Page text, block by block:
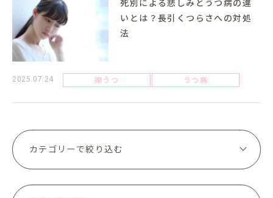
いとは？長引くつらさへの対処
法
2025.07.24 抑うつ うつ病